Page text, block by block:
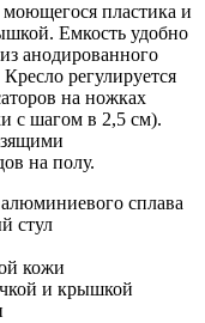
пластика и
Емкость удобно
анодированного
регулируется
на ножках
с шагом в 2,5 см).
на полу.
сплава
стул
кожи
и крышкой